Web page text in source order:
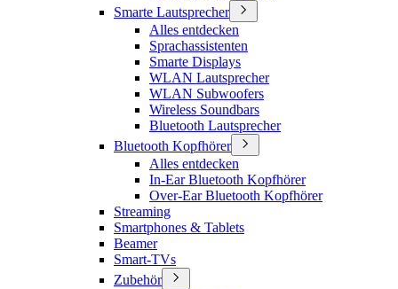
Smarte Lautsprecher
Alles entdecken
Sprachassistenten
Smarte Displays
WLAN Lautsprecher
WLAN Subwoofers
Wireless Soundbars
Bluetooth Lautsprecher
Bluetooth Kopfhörer
Alles entdecken
In-Ear Bluetooth Kopfhörer
Over-Ear Bluetooth Kopfhörer
Streaming
Smartphones & Tablets
Beamer
Smart-TVs
Zubehör